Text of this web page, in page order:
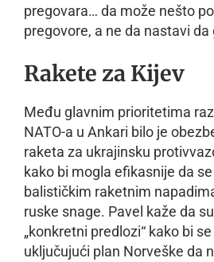
pregovara… da može nešto
pregovore, a ne da nastavi da
Rakete za Kijev
Među glavnim prioritetima
NATO-a u Ankari bilo je
raketa za ukrajinsku
kako bi mogla efikasnije da
balističkim raketnim
ruske snage. Pavel kaže da
„konkretni predlozi“ kako bi
uključujući plan Norveške da